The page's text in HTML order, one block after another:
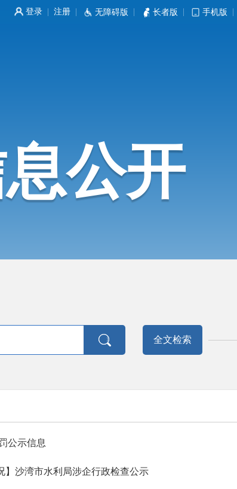
登录 注册 无障碍版 长者版 手机版
公开
全文检索
公示信息
】沙湾市水利局涉企行政检查公示